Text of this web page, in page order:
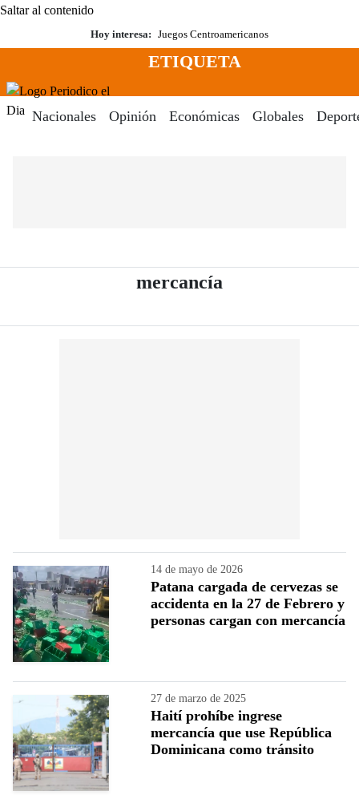
Saltar al contenido
Hoy interesa: Juegos Centroamericanos
Menú
ETIQUETA
Nacionales Opinión Económicas Globales
mercancía
14 de mayo de 2026
Patana cargada de cervezas se
accidenta en la 27 de Febrero y
personas cargan con mercancía
27 de marzo de 2025
Haití prohíbe ingrese
mercancía que use República
Dominicana como tránsito